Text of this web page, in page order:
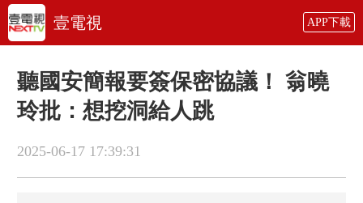
壹電視 APP下載
聽國安簡報要簽保密協議！ 翁曉
玲批：想挖洞給人跳
2025-06-17 17:39:31